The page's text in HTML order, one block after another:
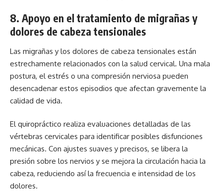
8. Apoyo en el tratamiento de migrañas y
dolores de cabeza tensionales
Las migrañas y los dolores de cabeza tensionales están
estrechamente relacionados con la salud cervical. Una mala
postura, el estrés o una compresión nerviosa pueden
desencadenar estos episodios que afectan gravemente la
calidad de vida.
El quiropráctico realiza evaluaciones detalladas de las
vértebras cervicales para identificar posibles disfunciones
mecánicas. Con ajustes suaves y precisos, se libera la
presión sobre los nervios y se mejora la circulación hacia la
cabeza, reduciendo así la frecuencia e intensidad de los
dolores.